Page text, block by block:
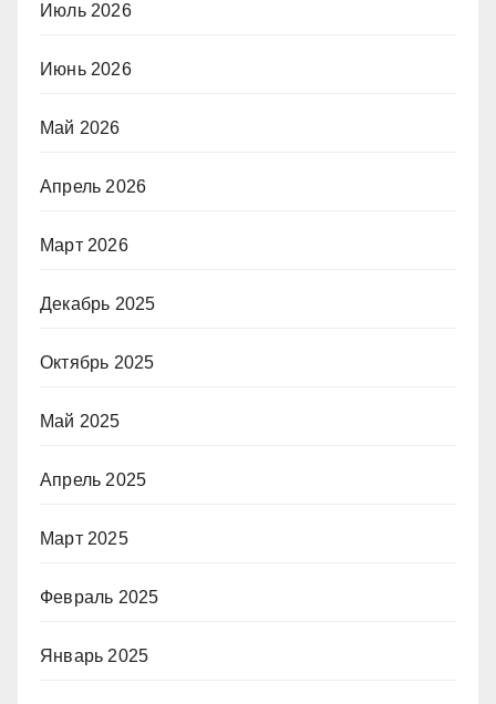
Июль 2026
Июнь 2026
Май 2026
Апрель 2026
Март 2026
Декабрь 2025
Октябрь 2025
Май 2025
Апрель 2025
Март 2025
Февраль 2025
Январь 2025